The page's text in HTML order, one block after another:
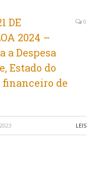
DE
2024 –
a Despesa
Estado do
financeiro de
0
LEIS